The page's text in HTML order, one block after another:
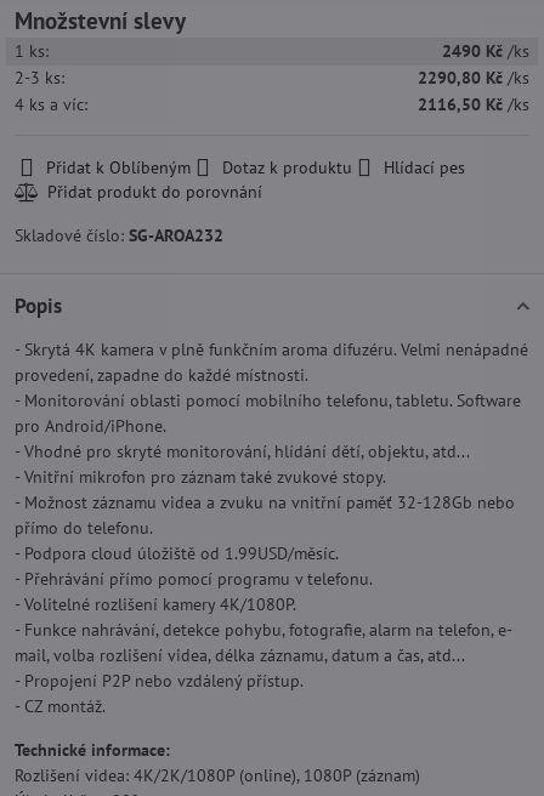
Množstevní slevy
1 ks: 2490 Kč /ks
2-3 ks: 2290,80 Kč /ks
4 ks a víc: 2116,50 Kč /ks
Přidat k Oblíbeným Dotaz k produktu Hlídací pes
Skladové číslo: SG-AROA232
Popis
- Skrytá 4K kamera v plně funkčním aroma difuzéru. Velmi nenápadné
provedení, zapadne do každé místnosti.
- Monitorování oblasti pomocí mobilního telefonu, tabletu. Software
pro Android/iPhone.
- Vhodné pro skryté monitorování, hlídání dětí, objektu, atd...
- Vnitřní mikrofon pro záznam také zvukové stopy.
- Možnost záznamu videa a zvuku na vnitřní paměť 32-128Gb nebo
přímo do telefonu.
- Podpora cloud úložiště od 1.99USD/měsíc.
- Přehrávání přímo pomocí programu v telefonu.
- Volitelné rozlišení kamery 4K/1080P.
- Funkce nahrávání, detekce pohybu, fotografie, alarm na telefon, e-
mail, volba rozlišení videa, délka záznamu, datum a čas, atd...
- Propojení P2P nebo vzdálený přístup.
- CZ montáž.
Technické informace:
Rozlišení videa: 4K/2K/1080P (online), 1080P (záznam)